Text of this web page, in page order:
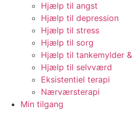
Hjælp til angst
Hjælp til depression
Hjælp til stress
Hjælp til sorg
Hjælp til tankemylder
Hjælp til selvværd
Eksistentiel terapi
Nærværsterapi
Min tilgang